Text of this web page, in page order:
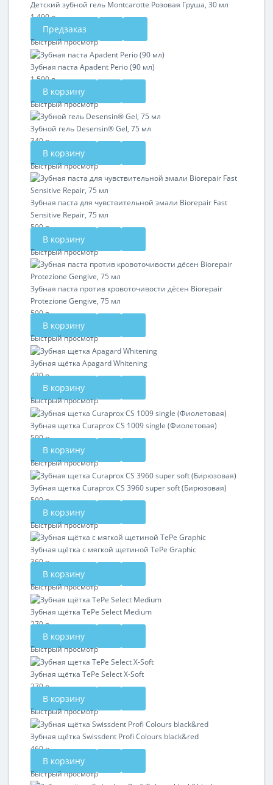
Детский зубной гель Montcarotte Розовая Груша, 30 мл
1 490 р.
Предзаказ
Быстрый просмотр
Зубная паста Apadent Perio (90 мл)
1 590 р.
В корзину
Быстрый просмотр
Зубной гель Desensin® Gel, 75 мл
340 р.
В корзину
Быстрый просмотр
Зубная паста для чувствительной эмали Biorepair Fast
Sensitive Repair, 75 мл
590 р.
В корзину
Быстрый просмотр
Зубная паста против кровоточивости дёсен Biorepair
Protezione Gengive, 75 мл
590 р.
В корзину
Быстрый просмотр
Зубная щётка Apagard Whitening
420 р.
В корзину
Быстрый просмотр
Зубная щетка Curaprox CS 1009 single (Фиолетовая)
590 р.
В корзину
Быстрый просмотр
Зубная щетка Curaprox CS 3960 super soft (Бирюзовая)
590 р.
В корзину
Быстрый просмотр
Зубная щётка с мягкой щетиной TePe Graphic
360 р.
В корзину
Быстрый просмотр
Зубная щётка TePe Select Medium
270 р.
В корзину
Быстрый просмотр
Зубная щётка TePe Select X-Soft
270 р.
В корзину
Быстрый просмотр
Зубная щётка Swissdent Profi Colours black&red
460 р.
В корзину
Быстрый просмотр